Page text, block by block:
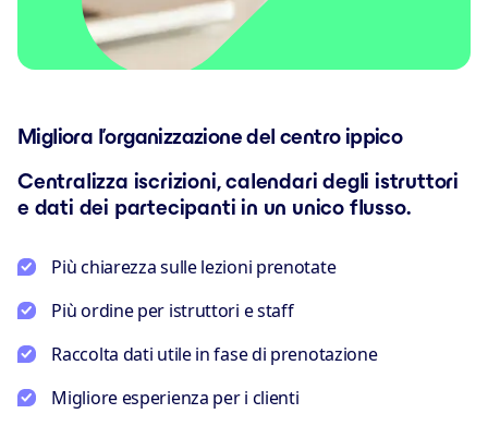
Migliora l’organizzazione del centro ippico
Centralizza iscrizioni, calendari degli istruttori
e dati dei partecipanti in un unico flusso.
Più chiarezza sulle lezioni prenotate
Più ordine per istruttori e staff
Raccolta dati utile in fase di prenotazione
Migliore esperienza per i clienti